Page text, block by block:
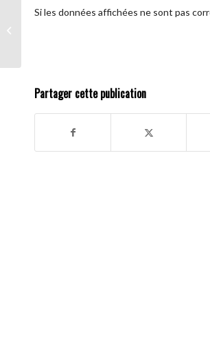
Si les données affichées ne sont pas
Partager cette publication